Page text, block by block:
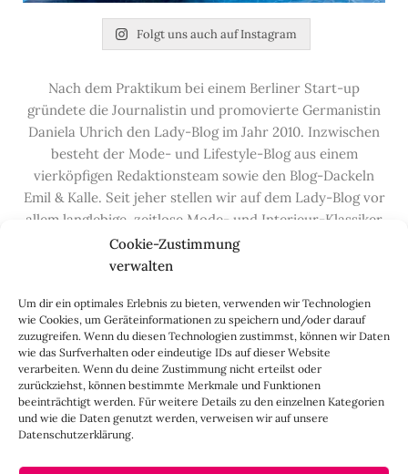
Cookie-Zustimmung
verwalten
Um dir ein optimales Erlebnis zu bieten, verwenden wir Technologien
wie Cookies, um Geräteinformationen zu speichern und/oder darauf
zuzugreifen. Wenn du diesen Technologien zustimmst, können wir Daten
wie das Surfverhalten oder eindeutige IDs auf dieser Website
verarbeiten. Wenn du deine Zustimmung nicht erteilst oder
zurückziehst, können bestimmte Merkmale und Funktionen
beeinträchtigt werden. Für weitere Details zu den einzelnen Kategorien
und wie die Daten genutzt werden, verweisen wir auf unsere
Datenschutzerklärung.
Folgt uns auch auf Instagram
Nach dem Praktikum bei einem Berliner Start-up
gründete die Journalistin und promovierte Germanistin
Daniela Uhrich den Lady-Blog im Jahr 2010. Inzwischen
besteht der Mode- und Lifestyle-Blog aus einem
vierköpfigen Redaktionsteam sowie den Blog-Dackeln
Emil & Kalle. Seit jeher stellen wir auf dem Lady-Blog vor
allem langlebige, zeitlose Mode- und Interieur-Klassiker
vor, die hochwertig verarbeitet und unter guten
Bedingungen hergestellt wurden – gerne „Made in
Handwerksberufe und kleine feine Firmen, denen wir
hier auf dem Blog eine Präsentationsfläche bieten, sowie
alle Dinge, die das Leben ein bisschen schöner machen.
Darüber hinaus legen wir großen Wert auf den
Austausch mit Euch, den Leserinnen – über die
Kommentarfunktion, dieLady-Frage, dieLove-List
auch überInstagram